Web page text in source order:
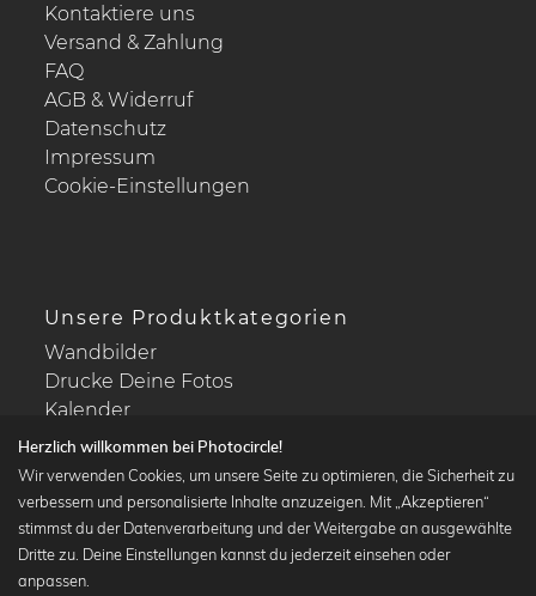
Kontaktiere uns
Versand & Zahlung
FAQ
AGB & Widerruf
Datenschutz
Impressum
Cookie-Einstellungen
Unsere Produktkategorien
Wandbilder
Drucke Deine Fotos
Kalender
Beliebte Kollektionen
Wandbilder in schwarz-weiß
Herzlich willkommen bei Photocircle!
Wir verwenden Cookies, um unsere Seite zu optimieren, die Sicherheit zu
verbessern und personalisierte Inhalte anzuzeigen. Mit „Akzeptieren“
stimmst du der Datenverarbeitung und der Weitergabe an ausgewählte
Dritte zu. Deine Einstellungen kannst du jederzeit einsehen oder
anpassen.